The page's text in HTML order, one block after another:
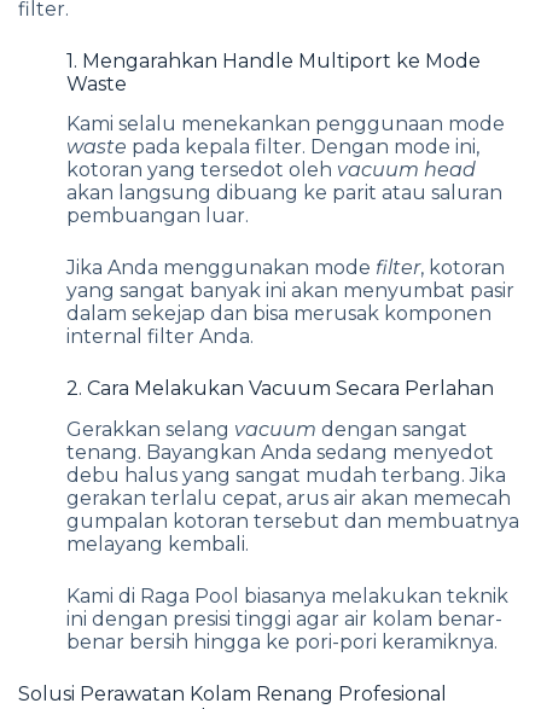
filter.
1. Mengarahkan Handle Multiport ke Mode
Waste
Kami selalu menekankan penggunaan mode
waste pada kepala filter. Dengan mode ini,
kotoran yang tersedot oleh vacuum head
akan langsung dibuang ke parit atau saluran
pembuangan luar.
Jika Anda menggunakan mode filter, kotoran
yang sangat banyak ini akan menyumbat pasir
dalam sekejap dan bisa merusak komponen
internal filter Anda.
2. Cara Melakukan Vacuum Secara Perlahan
Gerakkan selang vacuum dengan sangat
tenang. Bayangkan Anda sedang menyedot
debu halus yang sangat mudah terbang. Jika
gerakan terlalu cepat, arus air akan memecah
gumpalan kotoran tersebut dan membuatnya
melayang kembali.
Kami di Raga Pool biasanya melakukan teknik
ini dengan presisi tinggi agar air kolam benar-
benar bersih hingga ke pori-pori keramiknya.
Solusi Perawatan Kolam Renang Profesional